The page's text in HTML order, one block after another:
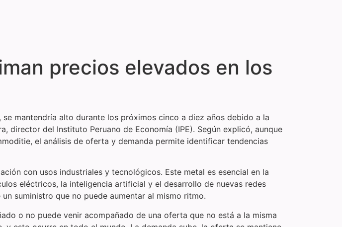
precios elevados en los
mantendría alto durante los próximos cinco a diez años debido a la
director del Instituto Peruano de Economía (IPE). Según explicó, aunque
el análisis de oferta y demanda permite identificar tendencias
con usos industriales y tecnológicos. Este metal es esencial en la
eléctricos, la inteligencia artificial y el desarrollo de nuevas redes
suministro que no puede aumentar al mismo ritmo.
o no puede venir acompañado de una oferta que no está a la misma